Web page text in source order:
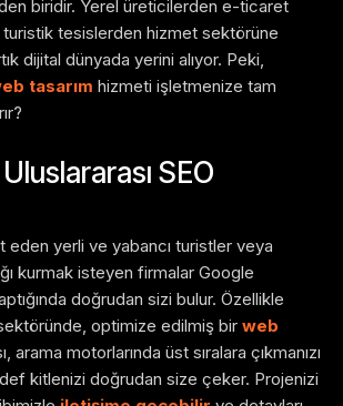
biridir. Yerel üreticilerden e-ticaret
turistik tesislerden hizmet sektörüne
dijital dünyada yerini alıyor. Peki,
tasarım hizmeti işletmenize tam
SEO
eden yerli ve yabancı turistler veya
kurmak isteyen firmalar Google
doğrudan sizi bulur. Özellikle
optimize edilmiş bir web
arama motorlarında üst sıralara çıkmanızı
kitlenizi doğrudan size çeker. Projenizi